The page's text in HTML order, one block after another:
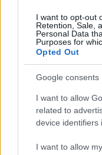
I want to opt-out
Retention, Sale,
Personal Data
Purposes for
Opted Out
Google consents
I want to allow
related to
device identifiers
I want to allow
Reggeli
Átvonul a